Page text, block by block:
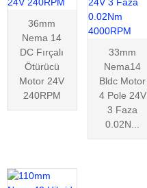
36mm
Nema 14
DC Fırçalı
Ötürücü
Motor 24V
240RPM
33mm
Nema14
Bldc Motor
4 Pole 24V
3 Faza
0.02N...